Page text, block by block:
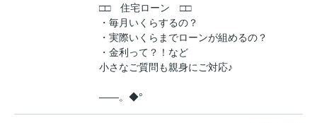
□□ 住宅ローン □□
・毎月いくらするの？
・実際いくらまでローンが組めるの？
・金利って？！など
小さなご質問も親身にご対応♪
――。◆°